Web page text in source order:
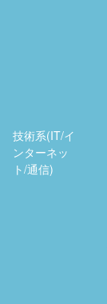
技術系(IT/イ
ンターネッ
ト/通信)